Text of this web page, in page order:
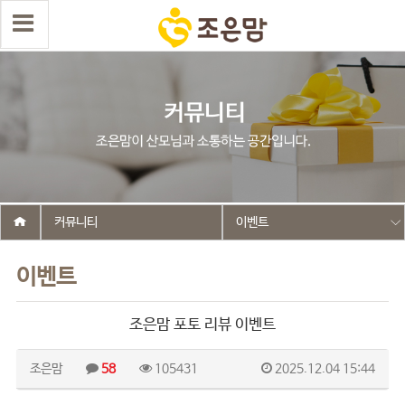
이벤트
커뮤니티 이벤트
조은맘 포토 리뷰 이벤트
조은맘 58 105431 2025.12.04 15:44